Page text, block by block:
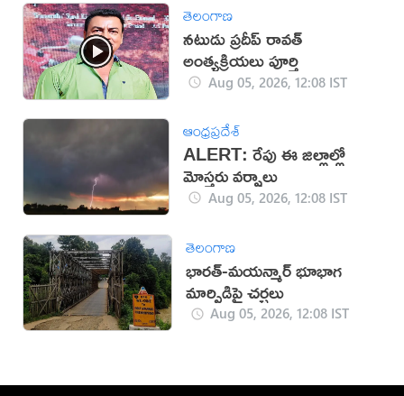
తెలంగాణ
నటుడు ప్రదీప్ రావత్
అంత్యక్రియలు పూర్తి
Aug 05, 2026, 12:08 IST
ఆంధ్రప్రదేశ్
ALERT: రేపు ఈ జిల్లాల్లో
మోస్తరు వర్షాలు
Aug 05, 2026, 12:08 IST
తెలంగాణ
భారత్-మయన్మార్ భూభాగ
మార్పిడిపై చర్చలు
Aug 05, 2026, 12:08 IST